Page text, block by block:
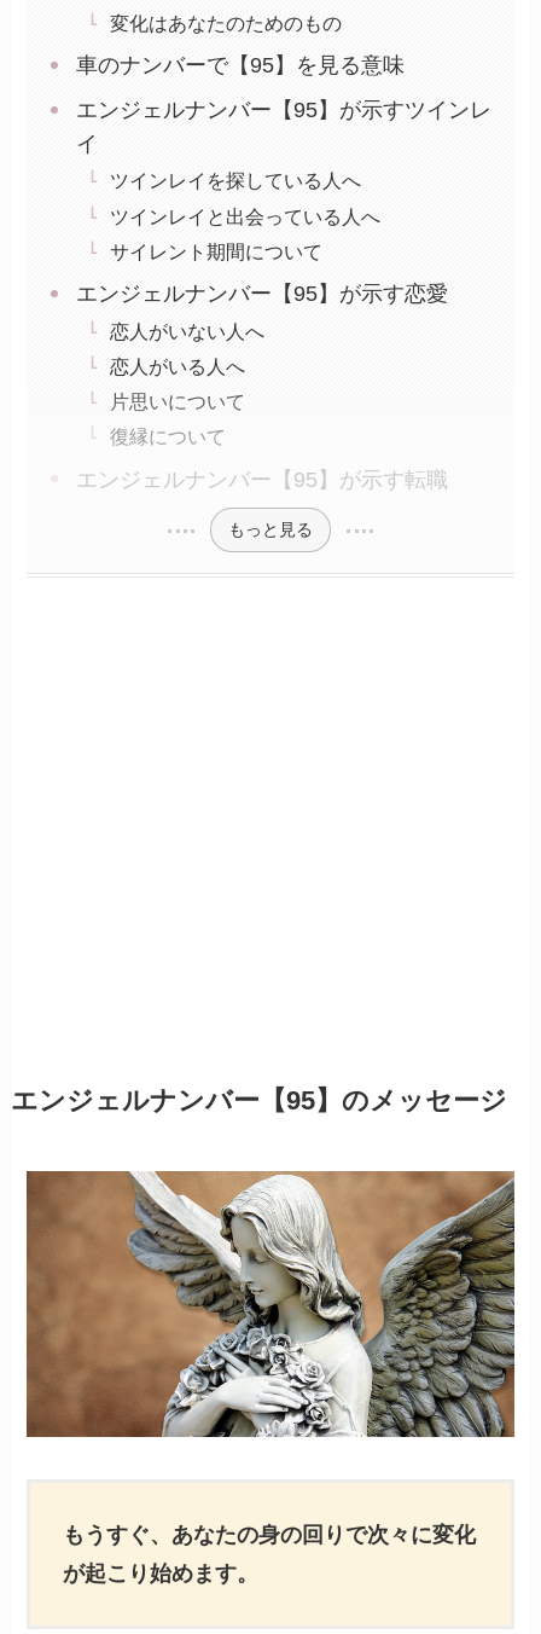
変化はあなたのためのもの
車のナンバーで【95】を見る意味
エンジェルナンバー【95】が示すツインレ
イ
ツインレイを探している人へ
ツインレイと出会っている人へ
サイレント期間について
エンジェルナンバー【95】が示す恋愛
恋人がいない人へ
恋人がいる人へ
片思いについて
復縁について
エンジェルナンバー【95】が示す転職
もっと見る
エンジェルナンバー【95】のメッセージ
もうすぐ、あなたの身の回りで次々に変化
が起こり始めます。